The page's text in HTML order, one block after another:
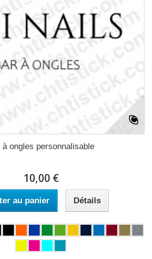
à ongles personnalisable
10,00 €
au panier Détails